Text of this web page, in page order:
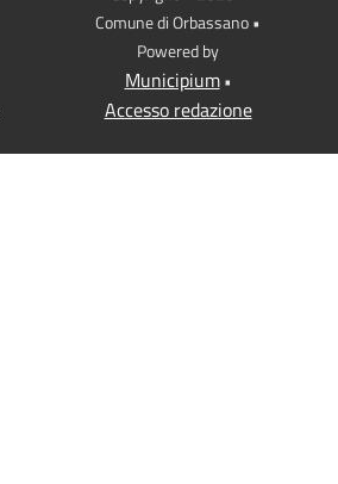
Comune di Orbassano •
Powered by
Municipium•
Accesso redazione